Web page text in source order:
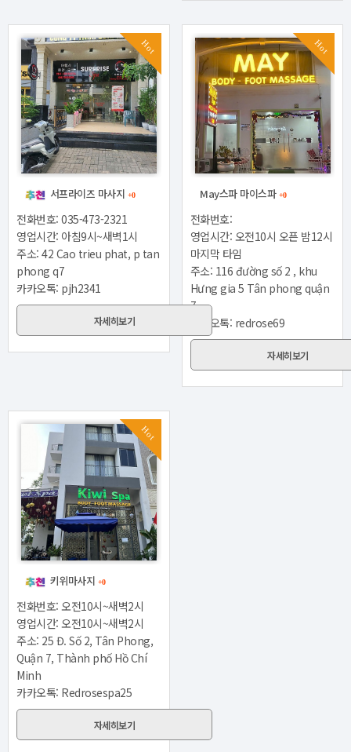
Hot
서프라이즈 마사지 +0
전화번호: 035-473-2321
영업시간: 아침9시~새벽1시
주소: 42 Cao trieu phat, p tan
phong q7
카카오톡: pjh2341
자세히보기
Hot
May스파 마이스파 +0
전화번호:
영업시간: 오전10시 오픈 밤12시
마지막 타임
주소: 116 đường số 2 , khu
Hưng gia 5 Tân phong quận
7
카카오톡: redrose69
자세히보기
Hot
키위마사지 +0
전화번호: 오전10시~새벽2시
영업시간: 오전10시~새벽2시
주소: 25 Đ. Số 2, Tân Phong,
Quận 7, Thành phố Hồ Chí
Minh
카카오톡: Redrosespa25
자세히보기